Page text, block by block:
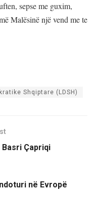
sepse me guxim,
Malësinë një vend me te
Shqiptare (LDSH)
Çapriqi
në Evropë